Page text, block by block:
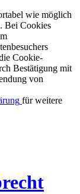
wie möglich
Bei Cookies
Cookie-
Bestätigung mit
von
für weitere